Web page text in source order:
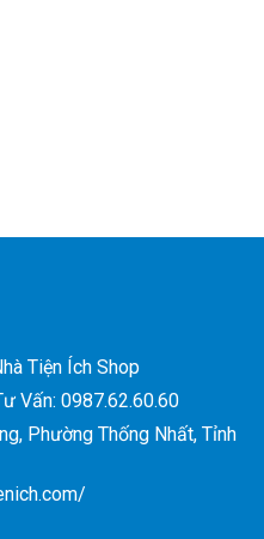
Tiện Ích Shop
Vấn: 0987.62.60.60
Phường Thống Nhất, Tỉnh